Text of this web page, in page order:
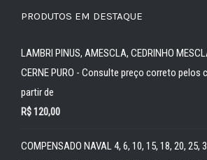
PRODUTOS EM DESTAQUE
LAMBRI PINUS, AMESCLA, CEDRINHO
CERNE PURO - Consulte preço correto pelos
partir de
R$120,00
COMPENSADO NAVAL 4, 6, 10, 15, 18, 20, 25,